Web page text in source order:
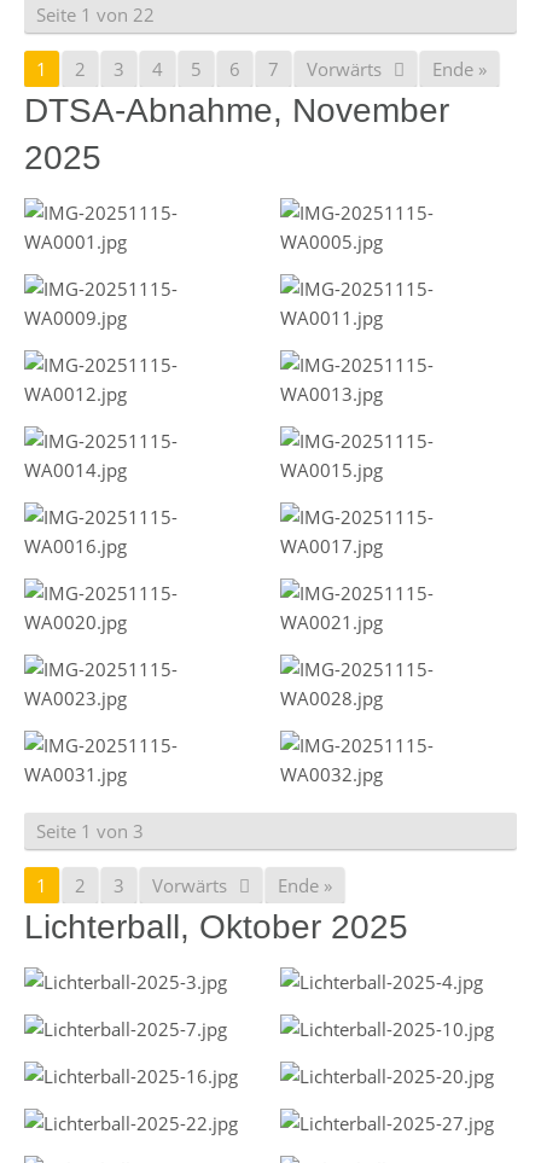
Seite 1 von 22
1 2 3 4 5 6 7 Vorwärts Ende »
DTSA-Abnahme, November
2025
Seite 1 von 3
1 2 3 Vorwärts Ende »
Lichterball, Oktober 2025